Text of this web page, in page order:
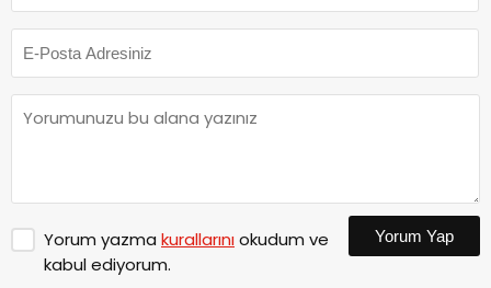
Yorum yazma kurallarınıokudum ve
kabul ediyorum.
Yorum Yap